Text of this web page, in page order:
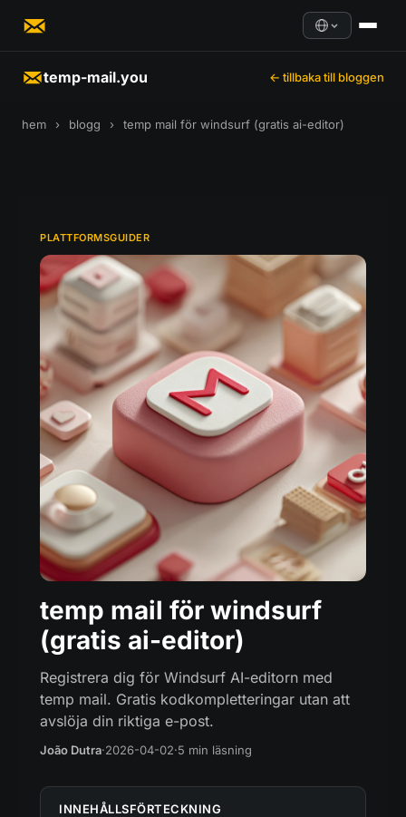
temp-mail.you ← tillbaka till bloggen
hem › blogg › temp mail för windsurf (gratis ai-editor)
PLATTFORMSGUIDER
temp mail för windsurf
(gratis ai-editor)
Registrera dig för Windsurf AI-editorn med
temp mail. Gratis kodkompletteringar utan att
avslöja din riktiga e-post.
João Dutra·2026-04-02·5 min läsning
INNEHÅLLSFÖRTECKNING